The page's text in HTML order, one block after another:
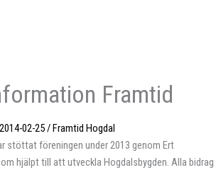
Framtid
2014-02-25/Framtid Hogdal
stöttat föreningen under 2013 genom Ert
hjälpt till att utveckla Hogdalsbygden. Alla bidrag